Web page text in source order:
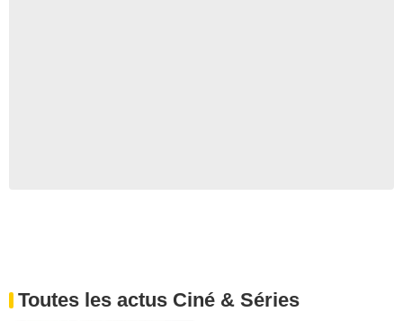
Toutes les actus Ciné & Séries